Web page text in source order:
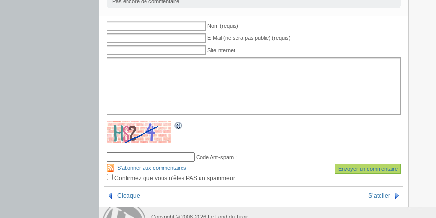
Pas encore de commentaire
Nom (requis)
E-Mail (ne sera pas publié) (requis)
Site internet
Code Anti-spam *
S'abonner aux commentaires
Confirmez que vous n'êtes PAS un spammeur
Cloaque S’atelier
Copyright © 2008-2026 Le Fond du Tiroir